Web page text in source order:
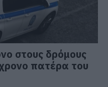
στους δρόμους
πατέρα του